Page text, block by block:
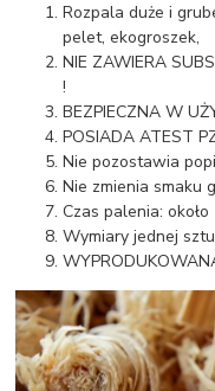
Rozpala duże i
pelet, ekogroszek,
NIE ZAWIERA
!
BEZPIECZNA W
POSIADA ATEST
Nie pozostawia
Nie zmienia smaku
Czas palenia:
Wymiary jednej